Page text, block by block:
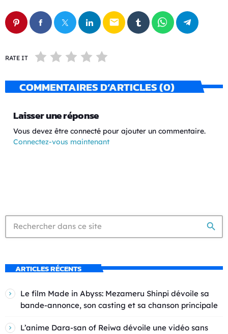
email
RATE IT
COMMENTAIRES D’ARTICLES (0)
Laisser une réponse
Vous devez être connecté pour ajouter un commentaire.
Connectez-vous maintenant
search
ARTICLES RÉCENTS
Le film Made in Abyss: Mezameru Shinpi dévoile sa
bande-annonce, son casting et sa chanson principale
L’anime Dara-san of Reiwa dévoile une vidéo sans